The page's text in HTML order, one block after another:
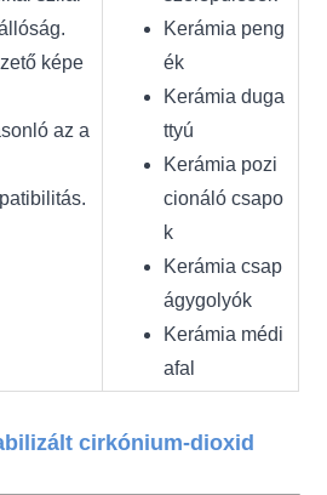
képe
az a
Kerámia peng
ék
Kerámia duga
ttyú
Kerámia pozi
cionáló csapo
k
Kerámia csap
ágygolyók
Kerámia médi
afal
cirkónium-dioxid